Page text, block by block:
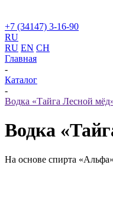
+7 (34147) 3-16-90
RU
RU EN CH
Главная
-
Каталог
-
Водка «Тайга Лесной
Водка
На основе спирта «Альфа»